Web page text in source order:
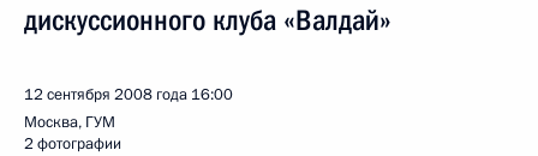
дискуссионного клуба «Валдай»
12 сентября 2008 года 16:00
Москва, ГУМ
2 фотографии